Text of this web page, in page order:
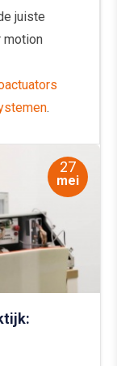
juiste
motion
.
27
mei